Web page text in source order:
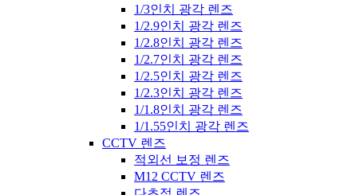
1/3인치 광각 렌즈
1/2.9인치 광각 렌즈
1/2.8인치 광각 렌즈
1/2.7인치 광각 렌즈
1/2.5인치 광각 렌즈
1/2.3인치 광각 렌즈
1/1.8인치 광각 렌즈
1/1.55인치 광각 렌즈
CCTV 렌즈
적외선 보정 렌즈
M12 CCTV 렌즈